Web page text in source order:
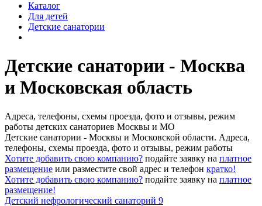
Каталог
Для детей
Детские санатории
Детские санатории - Москва
и Московская область
Адреса, телефоны, схемы проезда, фото и отзывы, режим
работы детских санаториев Москвы и МО
Детские санатории - Москвы и Московской области. Адреса,
телефоны, схемы проезда, фото и отзывы, режим работы
Хотите добавить свою компанию? подайте заявку на платное
размещение или разместите свой адрес и телефон кратко!
Хотите добавить свою компанию? подайте заявку на платное
размещение!
Детский нефрологический санаторий 9